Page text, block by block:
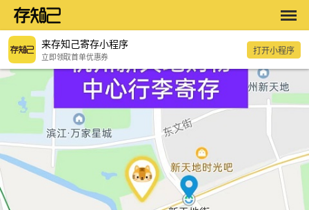
来存知己寄存小程序
立即领取首单优惠券
打开小程序